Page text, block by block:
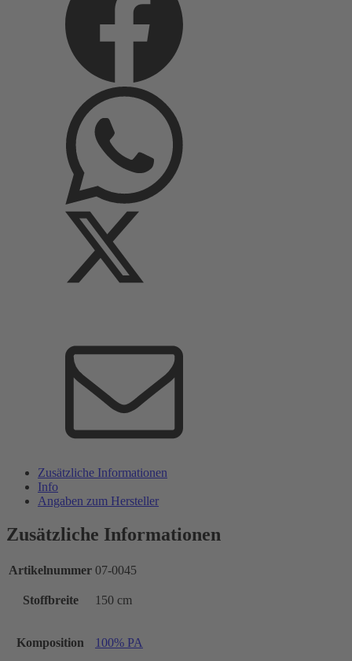
Zusätzliche Informationen
Info
Angaben zum Hersteller
Zusätzliche Informationen
Artikelnummer 07-0045
Stoffbreite 150 cm
Komposition 100% PA